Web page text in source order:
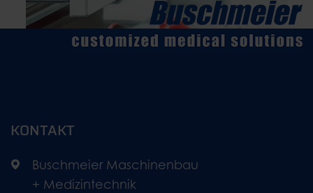
KONTAKT
Buschmeier Maschinenbau
+ Medizintechnik